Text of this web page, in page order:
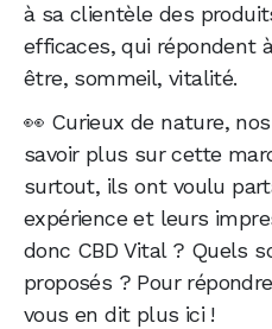
à sa clientèle des
efficaces, qui répondent
être, sommeil, vitalité.
👀 Curieux de nature,
savoir plus sur cette
surtout, ils ont voulu
expérience et leurs
donc CBD Vital ? Quels
proposés ? Pour
vous en dit plus ici !